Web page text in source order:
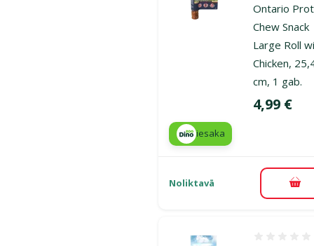
Ontario
Chew Snack
Large Roll
Chicken,
cm, 1 gab.
Cena
4,99 €
iesaka
Noliktavā